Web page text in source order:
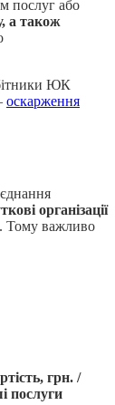
послуг або
а також
ЮК
оскарження
організації
Тому важливо
грн. /
послуги